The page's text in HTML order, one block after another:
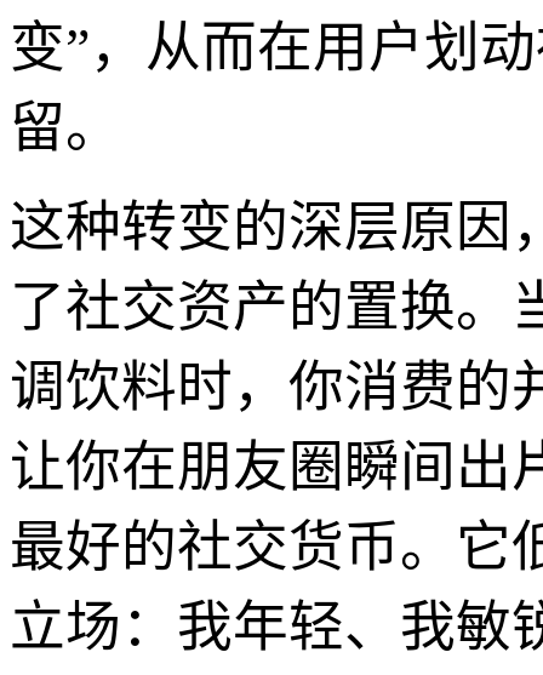
变”，从而在用户划
留。
这种转变的深层原因
了社交资产的置换。
调饮料时，你消费的
让你在朋友圈瞬间出
最好的社交货币。它
立场：我年轻、我敏